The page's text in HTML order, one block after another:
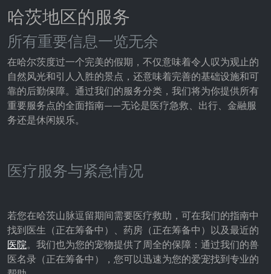
哈茨地区的服务
所有重要信息一览无余
在哈尔茨度过一个完美的假期，不仅意味着令人叹为观止的
自然风光和引人入胜的景点，还意味着完善的基础设施和可
靠的后勤保障。通过我们的服务分类，我们将为你提供所有
重要服务点的全面指南——无论是医疗急救、出行、金融服
务还是休闲娱乐。
医疗服务与紧急情况
若您在哈茨山脉逗留期间需要医疗救助，可在我们的指南中
找到医生（正在筹备中）、药房（正在筹备中）以及最近的
医院。我们也为您的宠物提供了周全的保障：通过我们的兽
医名录（正在筹备中），您可以迅速为您的爱宠找到专业的
市场营销
营销cookies被第三方用来显示个性化的广告。它们
通过跟踪各网站的访问者来实现这一目的。
Facebook Pixel
Name:
_fbp, fr, _fbq, fbq
Provider:
Purpose:
广告测量和营销
3个月 - 1年
统计数据